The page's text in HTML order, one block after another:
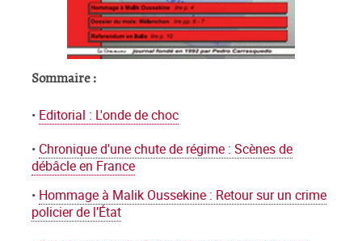
Sommaire :
• Editorial : L'onde de choc
• Chronique d'une chute de régime : Scènes de
débâcle en France
• Hommage à Malik Oussekine : Retour sur un crime
policier de l’État